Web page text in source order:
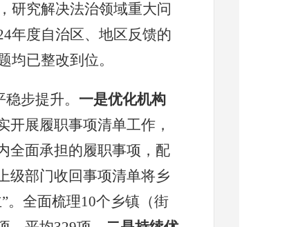
研究解决法治领域重大问
年度自治区、地区反馈的
均已整改到位。
步提升。 一是优化机构
开展履职事项清单工作，
全面承担的履职事项，配
级部门收回事项清单将乡
。全面梳理10个乡镇（街